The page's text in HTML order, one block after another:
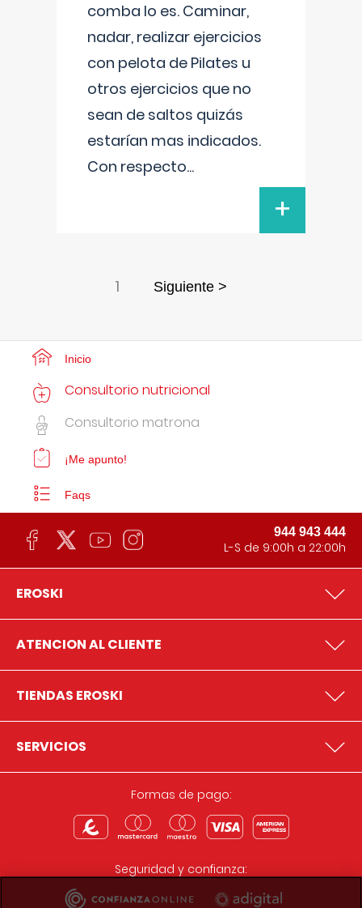
comba lo es. Caminar,
nadar, realizar ejercicios
con pelota de Pilates u
otros ejercicios que no
sean de saltos quizás
estarían mas indicados.
Con respecto...
+
1 Siguiente >
Inicio
Consultorio nutricional
Consultorio matrona
¡Me apunto!
Faqs
944 943 444
L-S de 9:00h a 22:00h
EROSKI
ATENCION AL CLIENTE
TIENDAS EROSKI
SERVICIOS
Formas de pago:
Seguridad y confianza: